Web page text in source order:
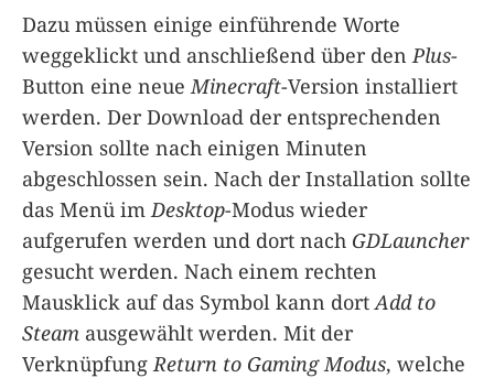
Dazu müssen einige einführende Worte
weggeklickt und anschließend über den Plus-
Button eine neue Minecraft-Version installiert
werden. Der Download der entsprechenden
Version sollte nach einigen Minuten
abgeschlossen sein. Nach der Installation sollte
das Menü im Desktop-Modus wieder
aufgerufen werden und dort nach GDLauncher
gesucht werden. Nach einem rechten
Mausklick auf das Symbol kann dort Add to
Steam ausgewählt werden. Mit der
Verknüpfung Return to Gaming Modus, welche